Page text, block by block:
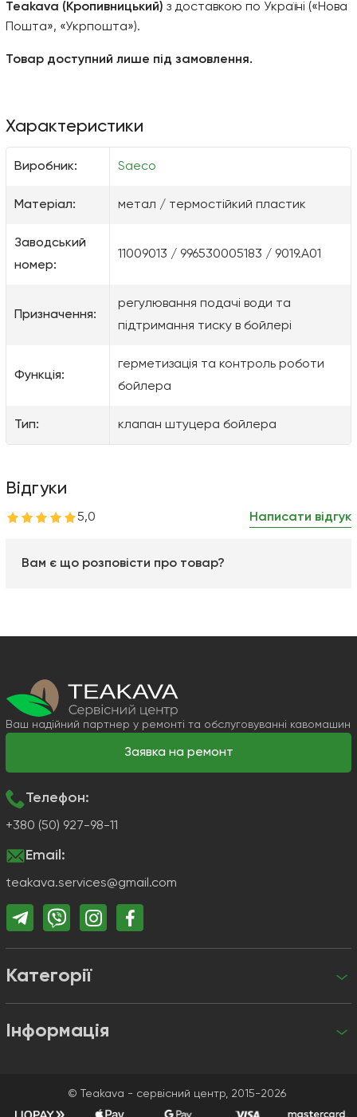
Teakava (Кропивницький) з доставкою по Україні («Нова
Пошта», «Укрпошта»).
Товар доступний лише під замовлення.
Характеристики
Виробник: Saeco
Матеріал: метал / термостійкий пластик
Заводський
номер:
11009013 / 996530005183 / 9019.A01
Призначення:
регулювання подачі води та
підтримання тиску в бойлері
Функція:
герметизація та контроль роботи
бойлера
Тип: клапан штуцера бойлера
Відгуки
5,0 Написати відгук
Вам є що розповісти про товар?
Ваш надійний партнер у ремонті та обслуговуванні кавомашин
Заявка на ремонт
Категорії
Інформація
Телефон:
+380 (50) 927-98-11
Email:
teakava.services@gmail.com
© Teakava - сервісний центр, 2015-2026
teakava.services@gmail.com